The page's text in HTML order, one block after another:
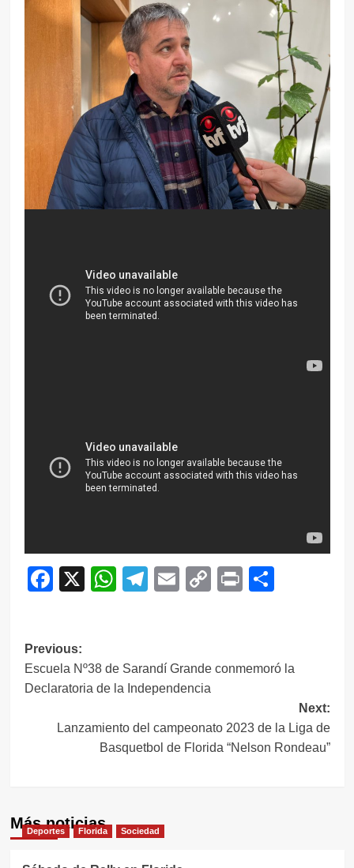
Facebook
X WhatsApp
Telegram
EmailCopy
Print
Navegación
de
Previous:
Escuela Nº38 de Sarandí Grande conmemoró la
Declaratoria de la Independencia
Next:
Lanzamiento del campeonato 2023 de la Liga de
Basquetbol de Florida “Nelson Rondeau”
Más noticias
Deportes Florida Sociedad